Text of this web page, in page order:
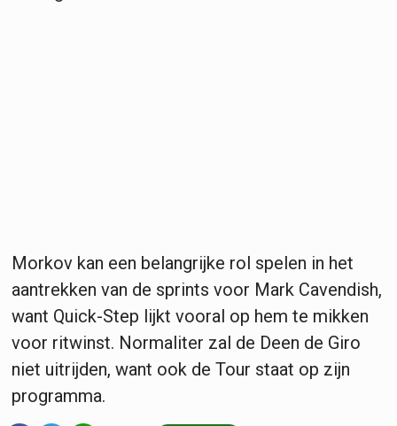
Morkov kan een belangrijke rol spelen in het
aantrekken van de sprints voor Mark Cavendish,
want Quick-Step lijkt vooral op hem te mikken
voor ritwinst. Normaliter zal de Deen de Giro
niet uitrijden, want ook de Tour staat op zijn
programma.